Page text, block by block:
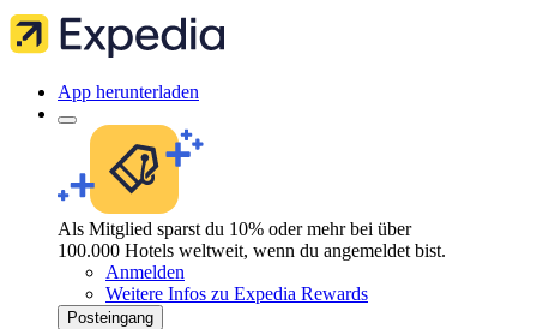
App herunterladen
Als Mitglied sparst du 10% oder mehr bei über
100.000 Hotels weltweit, wenn du angemeldet bist.
Anmelden
Weitere Infos zu Expedia Rewards
Posteingang